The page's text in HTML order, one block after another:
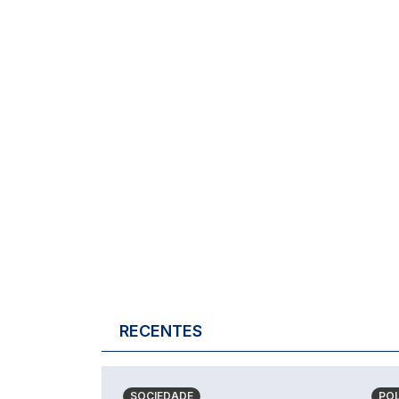
RECENTES
SOCIEDADE